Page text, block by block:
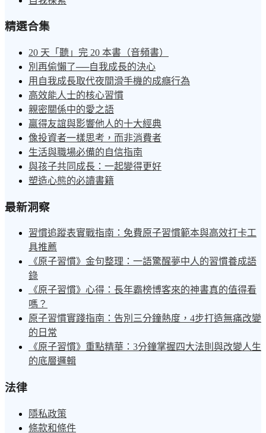
精選合集
20 天「聽」完 20 本書（音頻書）
別再偷懶了──自我成長的決心
用自我成長取代夜間滑手機的成癮行為
高效能人士的核心習慣
親密關係中的愛之語
贏得友誼與影響他人的十大經典
像投資者一樣思考，而非消費者
生活與職場必備的自信指南
與孩子共同成長：一起變得更好
塑造心態的必讀書籍
最新洞察
習慣追蹤表實戰指南：免費原子習慣範本與高效打卡工
具推薦
《原子習慣》金句整理：一語驚醒夢中人的習慣養成語
錄
《原子習慣》心得：長年霸榜博客來的神書真的值得看
嗎？
原子習慣實踐指南：告別三分鐘熱度，4步打造無痛改變
的日常
《原子習慣》重點精華：3分鐘掌握四大法則與改變人生
的底層邏輯
法律
隱私政策
條款和條件